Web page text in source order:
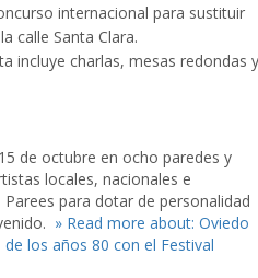
internacional para sustituir
calle Santa Clara.
incluye charlas, mesas redondas y
de octubre en ocho paredes y
locales, nacionales e
para dotar de personalidad
» Read more about: Oviedo
los años 80 con el Festival